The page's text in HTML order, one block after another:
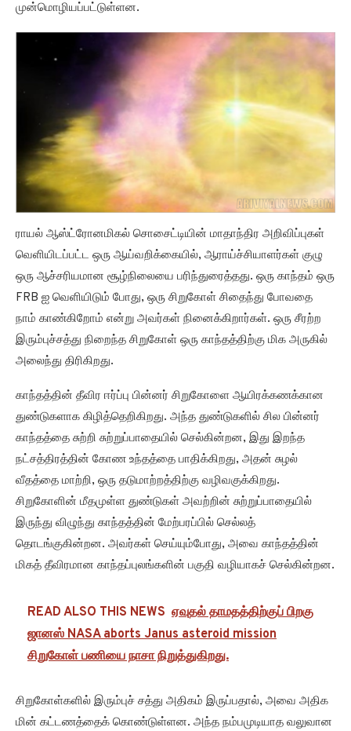
முன்மொழியப்பட்டுள்ளன.
ராயல் ஆஸ்ட்ரோனமிகல் சொசைட்டியின் மாதாந்திர அறிவிப்புகள்
வெளியிடப்பட்ட ஒரு ஆய்வறிக்கையில், ஆராய்ச்சியாளர்கள் குழு
ஒரு ஆச்சரியமான சூழ்நிலையை பரிந்துரைத்தது. ஒரு காந்தம் ஒரு
FRB ஐ வெளியிடும் போது, ஒரு சிறுகோள் சிதைந்து போவதை
நாம் காண்கிறோம் என்று அவர்கள் நினைக்கிறார்கள். ஒரு சீரற்ற
இரும்புச்சத்து நிறைந்த சிறுகோள் ஒரு காந்தத்திற்கு மிக அருகில்
அலைந்து திரிகிறது.
காந்தத்தின் தீவிர ஈர்ப்பு பின்னர் சிறுகோளை ஆயிரக்கணக்கான
துண்டுகளாக கிழித்தெறிகிறது. அந்த துண்டுகளில் சில பின்னர்
காந்தத்தை சுற்றி சுற்றுப்பாதையில் செல்கின்றன, இது இறந்த
நட்சத்திரத்தின் கோண உந்தத்தை பாதிக்கிறது, அதன் சுழல்
வீதத்தை மாற்றி, ஒரு தடுமாற்றத்திற்கு வழிவகுக்கிறது.
சிறுகோளின் மீதமுள்ள துண்டுகள் அவற்றின் சுற்றுப்பாதையில்
இருந்து விழுந்து காந்தத்தின் மேற்பரப்பில் செல்லத்
தொடங்குகின்றன. அவர்கள் செய்யும்போது, அவை காந்தத்தின்
மிகத் தீவிரமான காந்தப்புலங்களின் பகுதி வழியாகச் செல்கின்றன.
READ ALSO THIS NEWS ஏவுதல் தாமதத்திற்குப் பிறகு
ஜானஸ் NASA aborts Janus asteroid mission
சிறுகோள் பணியை நாசா நிறுத்துகிறது.
சிறுகோள்களில் இரும்புச் சத்து அதிகம் இருப்பதால், அவை அதிக
மின் கட்டணத்தைக் கொண்டுள்ளன. அந்த நம்பமுடியாத வலுவான